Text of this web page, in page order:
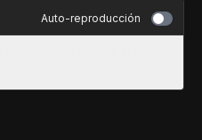
Auto-reproducción